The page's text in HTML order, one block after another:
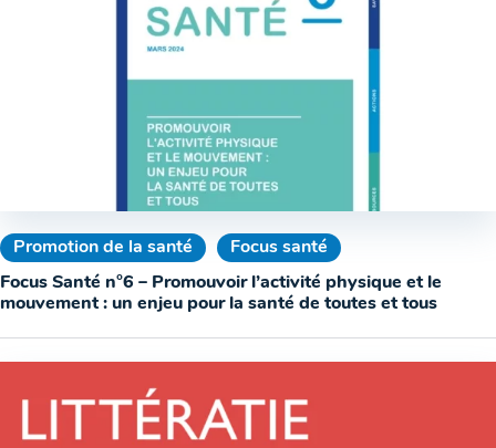
Promotion de la santé
Focus santé
Focus Santé n°6 – Promouvoir l’activité physique et le
mouvement : un enjeu pour la santé de toutes et tous